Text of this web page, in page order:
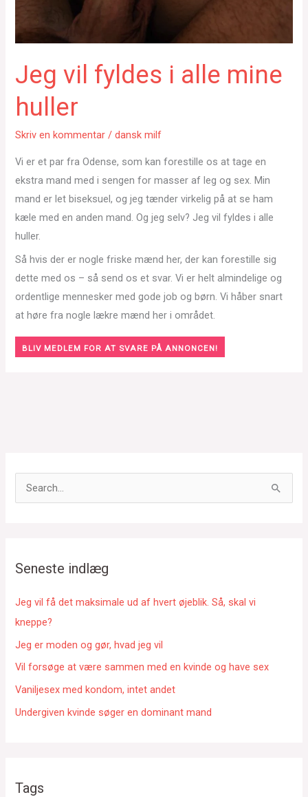
Jeg vil fyldes i alle mine
huller
Skriv en kommentar /dansk milf
Vi er et par fra Odense, som kan forestille os at tage en
ekstra mand med i sengen for masser af leg og sex. Min
mand er let biseksuel, og jeg tænder virkelig på at se ham
kæle med en anden mand. Og jeg selv? Jeg vil fyldes i alle
huller.
Så hvis der er nogle friske mænd her, der kan forestille sig
dette med os – så send os et svar. Vi er helt almindelige og
ordentlige mennesker med gode job og børn. Vi håber snart
at høre fra nogle lækre mænd her i området.
BLIV MEDLEM FOR AT SVARE PÅ ANNONCEN!
ø
f
e
r
Seneste indlæg
Jeg vil få det maksimale ud af hvert øjeblik. Så, skal vi
kneppe?
Jeg er moden og gør, hvad jeg vil
Vil forsøge at være sammen med en kvinde og have sex
Vaniljesex med kondom, intet andet
Undergiven kvinde søger en dominant mand
Tags